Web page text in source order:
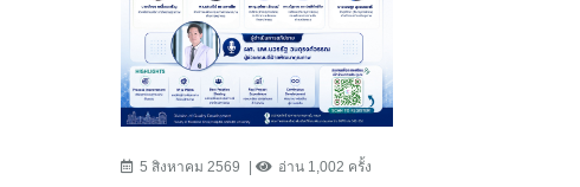
5 สิงหาคม 2569 อ่าน 1,002 ครั้ง